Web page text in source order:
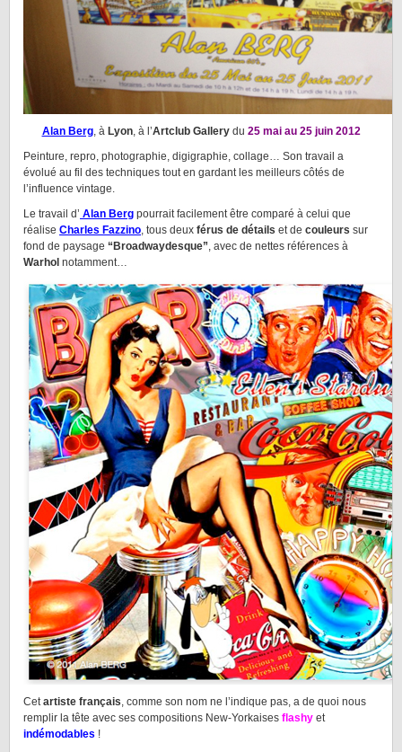
Alan Berg, à Lyon, à l’Artclub Gallerydu 25 mai au 25 juin 2012
Peinture, repro, photographie, digigraphie, collage… Son travail a
évolué au fil des techniques tout en gardant les meilleurs côtés de
l’influence vintage.
Le travail d’ Alan Berg pourrait facilement être comparé à celui que
réalise Charles Fazzino, tous deux férus de détails et de couleurs sur
fond de paysage “Broadwaydesque”, avec de nettes références à
Warhol notamment…
Cetartiste français, comme son nom ne l’indique pas, a de quoi nous
remplir la tête avec ses compositions New-Yorkaises flashy et
indémodables !